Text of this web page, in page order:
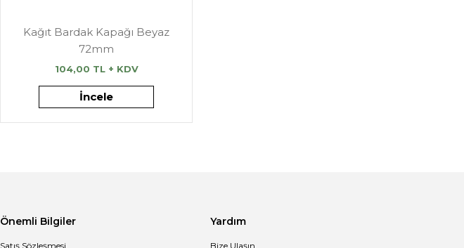
Kağıt Bardak Kapağı Beyaz
72mm
104,00 TL + KDV
İncele
Önemli Bilgiler
Satış Sözleşmesi
Yardım
Bize Ulaşın